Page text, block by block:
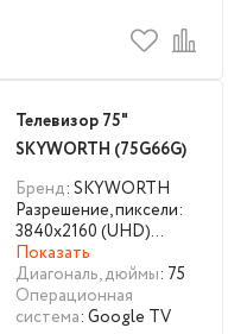
Телевизор 75"
SKYWORTH (75G66G)
Бренд: SKYWORTH
Разрешение, пиксели:
3840х2160 (UHD)…
Показать
Диагональ, дюймы: 75
Операционная
система: Google TV